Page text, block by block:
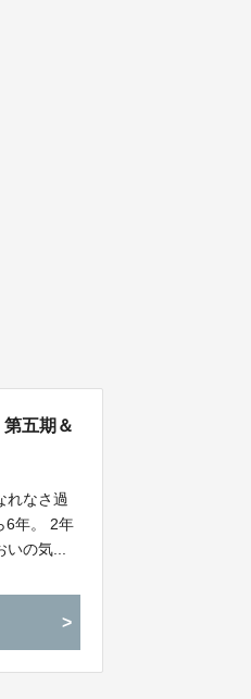
五期＆
れなさ過
6年。 2年
の気...